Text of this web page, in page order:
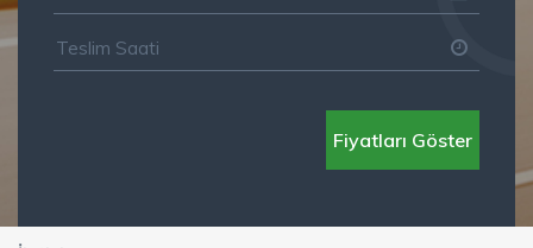
Fiyatları Göster